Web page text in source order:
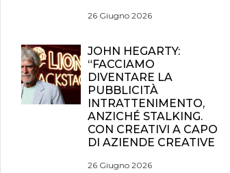
26 Giugno 2026
JOHN HEGARTY:
“FACCIAMO
DIVENTARE LA
PUBBLICITÀ
INTRATTENIMENTO,
ANZICHÉ STALKING.
CON CREATIVI A CAPO
DI AZIENDE CREATIVE
26 Giugno 2026